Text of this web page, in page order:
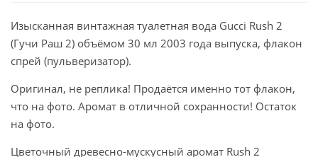
Изысканная винтажная туалетная вода Gucci Rush 2
(Гучи Раш 2) объёмом 30 мл 2003 года выпуска, флакон
спрей (пульверизатор).
Оригинал, не реплика! Продаётся именно тот флакон,
что на фото. Аромат в отличной сохранности! Остаток
на фото.
Цветочный древесно-мускусный аромат Rush 2